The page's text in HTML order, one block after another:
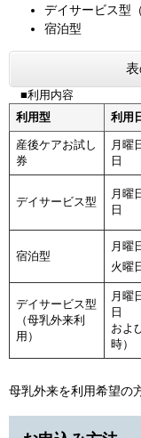
デイサービス型
宿泊型
■利用内容
利用型
利用
産後ケアお試し
券
月曜
日
デイサービス型
月曜
日
宿泊型
月曜
火曜
デイサービス型
（母乳外来利
用）
月曜
日
およ
時）
母乳外来を利用希望の